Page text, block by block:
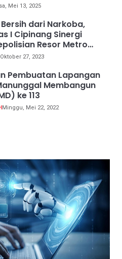
Mei 13, 2025
dari Narkoba,
I Cipinang Sinergi
Resor Metro
27, 2023
Pembuatan Lapangan
Membangun
ke 113
Minggu, Mei 22, 2022